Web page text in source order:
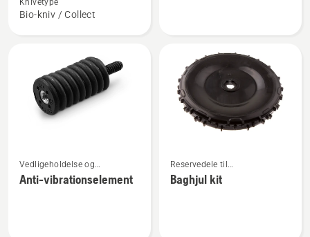
Knivetype
Bio-kniv / Collect
flere
detaljer
Vedligeholdelse og
reservedele
Anti-vibrationselement
flere
detaljer
Reservedele til
robotplæneklippere
Baghjul kit